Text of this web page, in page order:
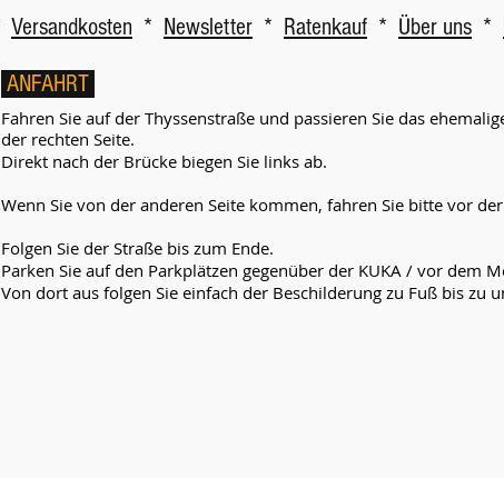
Versandkosten * Newsletter * Ratenkauf * Über uns *
ANFAHRT
Fahren Sie auf der Thyssenstraße und passieren Sie das
der rechten Seite.
Direkt nach der Brücke biegen Sie links ab.
Wenn Sie von der anderen Seite kommen, fahren Sie bitte vor
Folgen Sie der Straße bis zum Ende.
Parken Sie auf den Parkplätzen gegenüber der KUKA / vor dem
Von dort aus folgen Sie einfach der Beschilderung zu Fuß bis zu